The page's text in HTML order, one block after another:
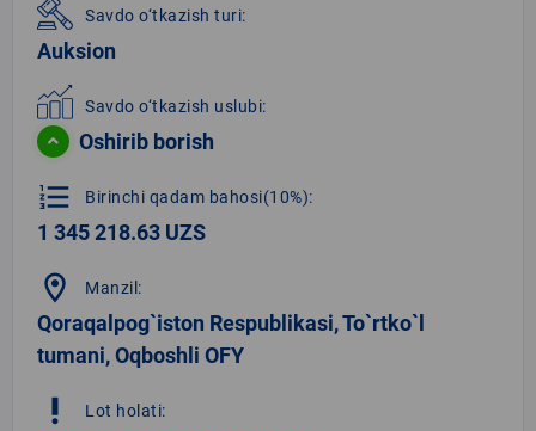
Savdo o‘tkazish turi:
Auksion
Savdo o‘tkazish uslubi:
Oshirib borish
format_list_numbered Birinchi qadam bahosi(10%):
1 345 218.63 UZS
location_on Manzil:
Qoraqalpog`iston Respublikasi, To`rtko`l
tumani, Oqboshli OFY
priority_high Lot holati: